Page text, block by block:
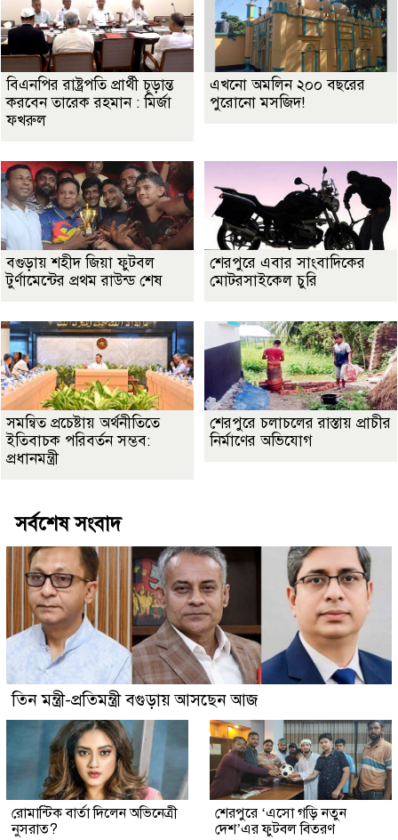
বিএনপির রাষ্ট্রপতি প্রার্থী চূড়ান্ত
করবেন তারেক রহমান : মির্জা
ফখরুল
এখনো অমলিন ২০০ বছরের
পুরোনো মসজিদ!
বগুড়ায় শহীদ জিয়া ফুটবল
টুর্ণামেন্টের প্রথম রাউন্ড শেষ
শেরপুরে এবার সাংবাদিকের
মোটরসাইকেল চুরি
সমন্বিত প্রচেষ্টায় অর্থনীতিতে
ইতিবাচক পরিবর্তন সম্ভব:
প্রধানমন্ত্রী
শেরপুরে চলাচলের রাস্তায় প্রাচীর
নির্মাণের অভিযোগ
সর্বশেষ সংবাদ
তিন মন্ত্রী-প্রতিমন্ত্রী বগুড়ায় আসছেন আজ
রোমান্টিক বার্তা দিলেন অভিনেত্রী
নুসরাত?
শেরপুরে ‘এসো গড়ি নতুন
দেশ’এর ফুটবল বিতরণ